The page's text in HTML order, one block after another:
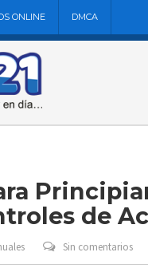
ONLINE DMCA
de
Sin comentarios